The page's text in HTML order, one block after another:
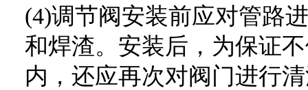
(4)调节阀安装前应对管路
和焊渣。安装后，为保证
内，还应再次对阀门进行